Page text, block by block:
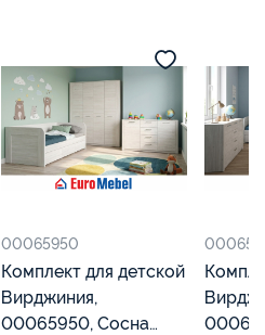
00065950
Комплект для детской
Вирджиния,
00065950, Сосна